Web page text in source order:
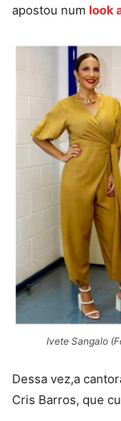
apostou num look
Ivete Sangalo
Dessa vez,a
Cris Barros, que